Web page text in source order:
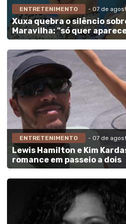
ENTRETENIMENTO - 07 de
Xuxa quebra o silêncio
Maravilha: "só quer
ENTRETENIMENTO - 07 de
Lewis Hamilton e Kim
romance em passeio a dois